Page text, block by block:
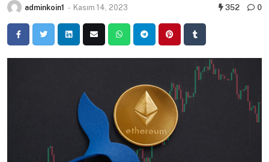
adminkoin1 - Kasım 14, 2023 352 0